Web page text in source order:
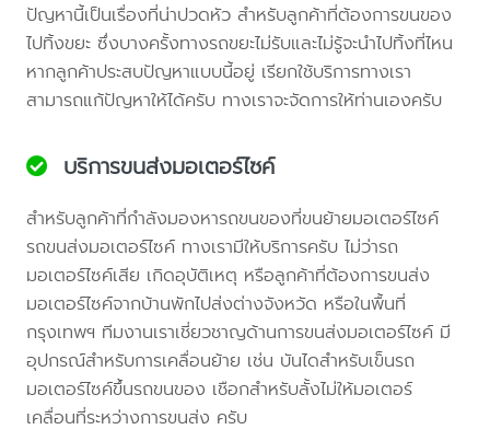
ปัญหานี้เป็นเรื่องที่น่าปวดหัว สำหรับลูกค้าที่ต้องการขนของ
ไปทิ้งขยะ ซึ่งบางครั้งทางรถขยะไม่รับและไม่รู้จะนำไปทิ้งที่ไหน
หากลูกค้าประสบปัญหาแบบนี้อยู่ เรียกใช้บริการทางเรา
สามารถแก้ปัญหาให้ได้ครับ ทางเราจะจัดการให้ท่านเองครับ
บริการขนส่งมอเตอร์ไซค์
สำหรับลูกค้าที่กำลังมองหารถขนของที่ขนย้ายมอเตอร์ไซค์
รถขนส่งมอเตอร์ไซค์ ทางเรามีให้บริการครับ ไม่ว่ารถ
มอเตอร์ไซค์เสีย เกิดอุบัติเหตุ หรือลูกค้าที่ต้องการขนส่ง
มอเตอร์ไซค์จากบ้านพักไปส่งต่างจังหวัด หรือในพื้นที่
กรุงเทพฯ ทีมงานเราเชี่ยวชาญด้านการขนส่งมอเตอร์ไซค์ มี
อุปกรณ์สำหรับการเคลื่อนย้าย เช่น บันไดสำหรับเข็นรถ
มอเตอร์ไซค์ขึ้นรถขนของ เชือกสำหรับลั้งไม่ให้มอเตอร์
เคลื่อนที่ระหว่างการขนส่ง ครับ